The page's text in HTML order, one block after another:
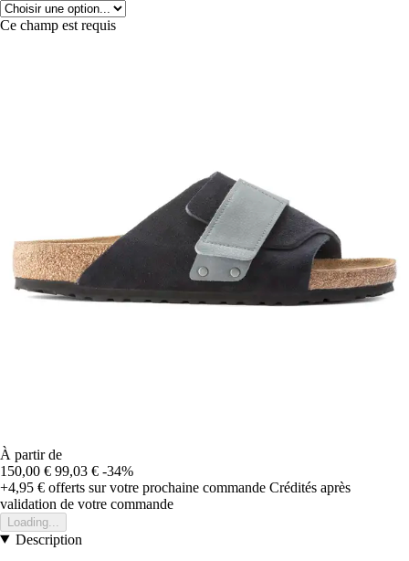
Ce champ est requis
À partir de
150,00 € 99,03 € -34%
+4,95 € offerts sur votre prochaine commande Crédités après
validation de votre commande
Loading...
Description